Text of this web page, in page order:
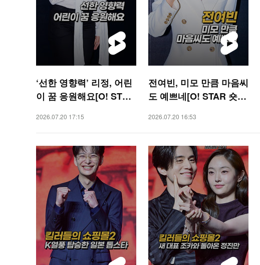
‘선한 영향력’ 리정, 어린
이 꿈 응원해요[O! STAR
2026.07.20 17:15
전여빈, 미모 만큼 마음씨
도 예쁘네[O! STAR 숏
2026.07.20 16:53